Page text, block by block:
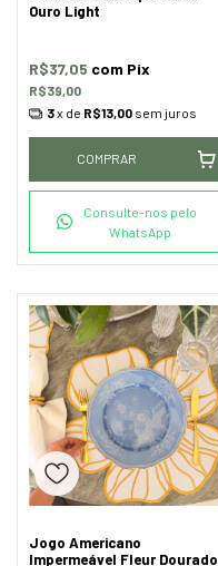
Ouro Light
R$39,00
R$37,05 com Pix
3x de R$13,00 sem juros
COMPRAR
Consulte-nos pelo
WhatsApp
Jogo Americano
Impermeável Fleur Dourado